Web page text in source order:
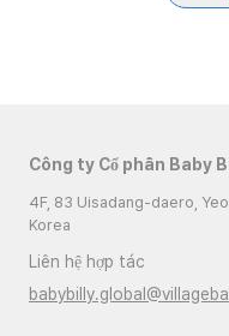
Công ty Cổ phần Baby
4F, 83 Uisadang-daero,
Korea
Liên hệ hợp tác